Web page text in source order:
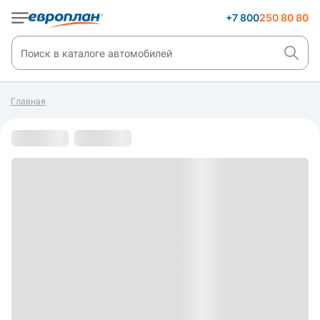
+7 800250 80 80
Главная